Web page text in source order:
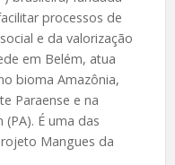
processos de
e da valorização
em Belém, atua
bioma Amazônia,
Paraense e na
É uma das
Mangues da